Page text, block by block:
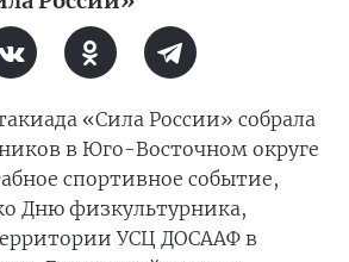
«Сила России» собрала
в Юго-Восточном округе
спортивное событие,
Дню физкультурника,
УСЦ ДОСААФ в